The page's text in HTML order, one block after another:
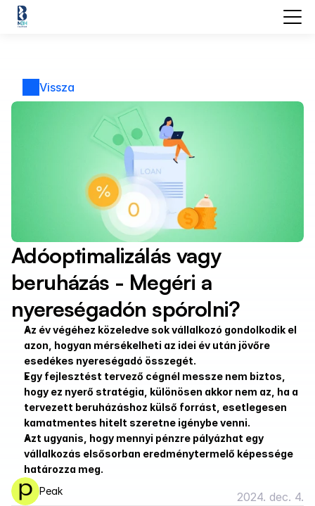
Vissza
Adóoptimalizálás vagy
beruházás - Megéri a
nyereségadón spórolni?
Az év végéhez közeledve sok vállalkozó gondolkodik el
azon, hogyan mérsékelheti az idei év után jövőre
esedékes nyereségadó összegét.
Egy fejlesztést tervező cégnél messze nem biztos,
hogy ez nyerő stratégia, különösen akkor nem az, ha a
tervezett beruházáshoz külső forrást, esetlegesen
kamatmentes hitelt szeretne igénybe venni.
Azt ugyanis, hogy mennyi pénzre pályázhat egy
vállalkozás elsősorban eredménytermelő képessége
határozza meg.
Peak
2024. dec. 4.